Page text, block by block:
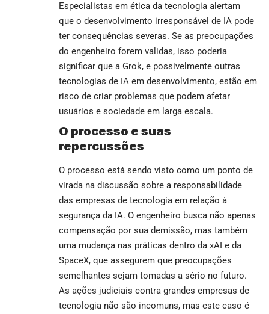
Especialistas em ética da tecnologia alertam
que o desenvolvimento irresponsável de IA pode
ter consequências severas. Se as preocupações
do engenheiro forem validas, isso poderia
significar que a Grok, e possivelmente outras
tecnologias de IA em desenvolvimento, estão em
risco de criar problemas que podem afetar
usuários e sociedade em larga escala.
O processo e suas
repercussões
O processo está sendo visto como um ponto de
virada na discussão sobre a responsabilidade
das empresas de tecnologia em relação à
segurança da IA. O engenheiro busca não apenas
compensação por sua demissão, mas também
uma mudança nas práticas dentro da xAI e da
SpaceX, que assegurem que preocupações
semelhantes sejam tomadas a sério no futuro.
As ações judiciais contra grandes empresas de
tecnologia não são incomuns, mas este caso é